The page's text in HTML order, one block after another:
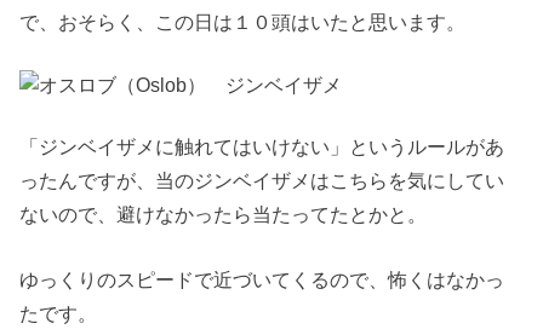
で、おそらく、この日は１０頭はいたと思います。
「ジンベイザメに触れてはいけない」というルールがあ
ったんですが、当のジンベイザメはこちらを気にしてい
ないので、避けなかったら当たってたとかと。
ゆっくりのスピードで近づいてくるので、怖くはなかっ
たです。